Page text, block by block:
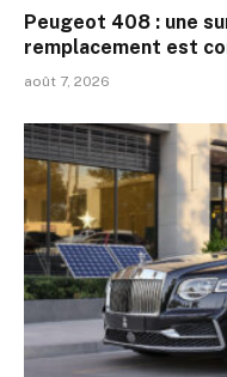
Peugeot 408 : une
remplacement est
août 7, 2026